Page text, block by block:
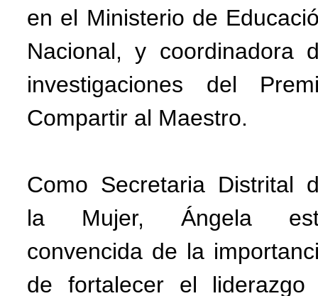
en el Ministerio de
Nacional, y coordinadora
investigaciones del
Compartir al Maestro.
Como Secretaria Distrital
la Mujer, Ángela
convencida de la
de fortalecer el liderazgo